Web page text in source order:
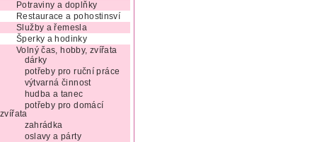
Potraviny a doplňky
Restaurace a pohostinsví
Služby a řemesla
Šperky a hodinky
Volný čas, hobby, zvířata
dárky
potřeby pro ruční práce
výtvarná činnost
hudba a tanec
potřeby pro domácí
zvířata
zahrádka
oslavy a párty